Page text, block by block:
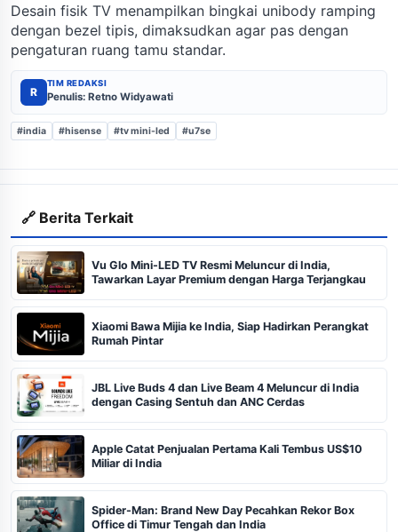
Desain fisik TV menampilkan bingkai unibody ramping
dengan bezel tipis, dimaksudkan agar pas dengan
pengaturan ruang tamu standar.
R
TIM REDAKSI
Penulis: Retno Widyawati
#india #hisense #tv mini-led #u7se
🔗 Berita Terkait
Vu Glo Mini-LED TV Resmi Meluncur di India,
Tawarkan Layar Premium dengan Harga Terjangkau
Xiaomi Bawa Mijia ke India, Siap Hadirkan Perangkat
Rumah Pintar
JBL Live Buds 4 dan Live Beam 4 Meluncur di India
dengan Casing Sentuh dan ANC Cerdas
Apple Catat Penjualan Pertama Kali Tembus US$10
Miliar di India
Spider-Man: Brand New Day Pecahkan Rekor Box
Office di Timur Tengah dan India